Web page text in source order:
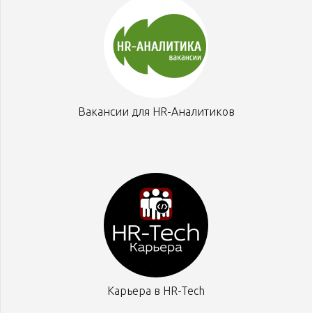
Вакансии для HR-Аналитиков
Карьера в HR-Tech